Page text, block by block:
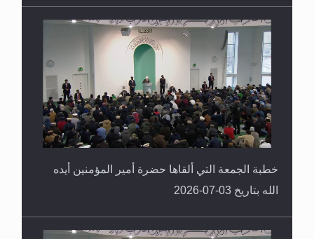
خطبة الجمعة التي ألقاها حضرة أمير المؤمنين أيده
الله بتاريخ 03-07-2026